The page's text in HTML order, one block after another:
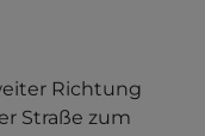
Richtung
Straße zum